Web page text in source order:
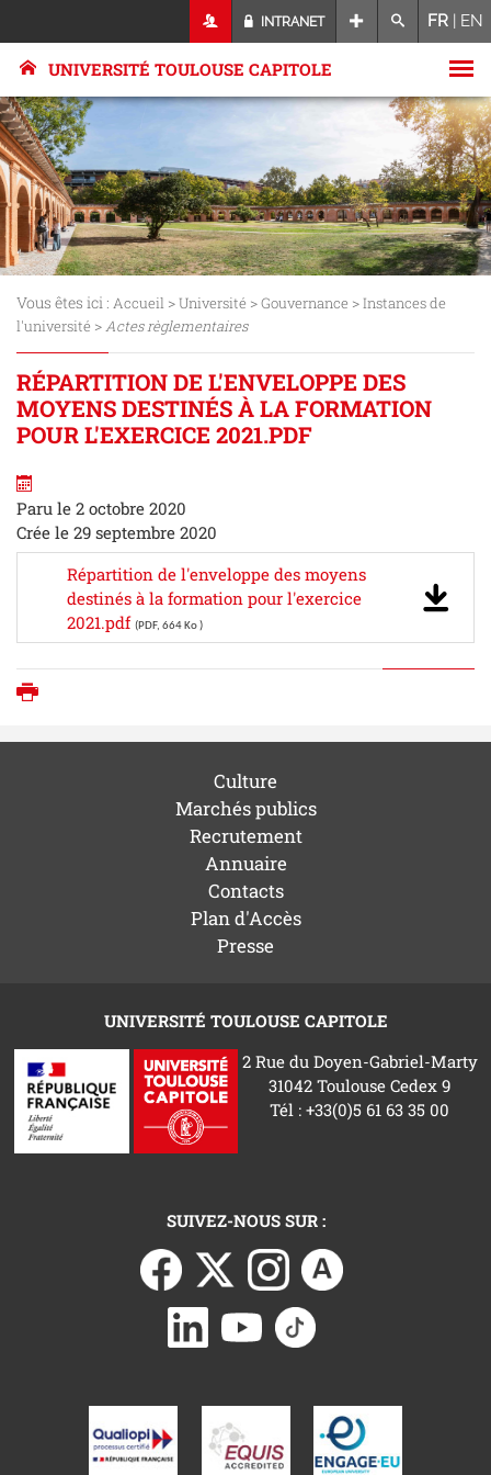
INTRANET FR | EN
UNIVERSITÉ TOULOUSE CAPITOLE
Vous êtes ici : Accueil >Université >Gouvernance >Instances de
l'université >Actes règlementaires
RÉPARTITION DE L'ENVELOPPE DES
MOYENS DESTINÉS À LA FORMATION
POUR L'EXERCICE 2021.PDF
Paru le 2 octobre 2020
Crée le 29 septembre 2020
Répartition de l'enveloppe des moyens
destinés à la formation pour l'exercice
2021.pdf (PDF, 664 Ko )
Culture
Marchés publics
Recrutement
Annuaire
Contacts
Plan d'Accès
Presse
UNIVERSITÉ TOULOUSE CAPITOLE
2 Rue du Doyen-Gabriel-Marty
31042 Toulouse Cedex 9
Tél : +33(0)5 61 63 35 00
SUIVEZ-NOUS SUR :